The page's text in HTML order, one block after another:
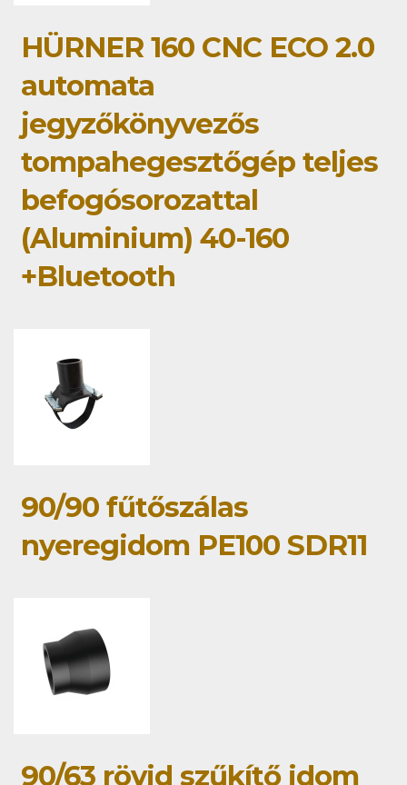
HÜRNER 160 CNC ECO 2.0
automata
jegyzőkönyvezős
tompahegesztőgép teljes
befogósorozattal
(Aluminium) 40-160
+Bluetooth
90/90 fűtőszálas
nyeregidom PE100 SDR11
90/63 rövid szűkítő idom